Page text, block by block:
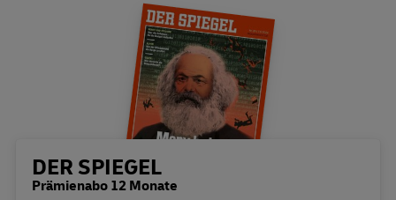
Bestellübersicht
DER SPIEGEL
Prämienabo 12 Monate